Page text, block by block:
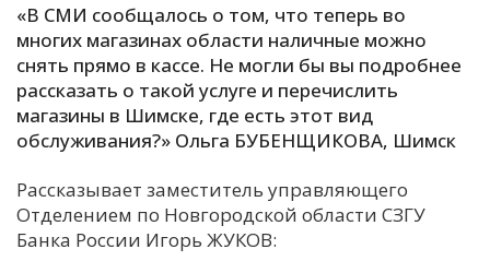
К
М
У
«В СМИ сообщалось о том, что теперь во
многих магазинах области наличные можно
снять прямо в кассе. Не могли бы вы подробнее
рассказать о такой услуге и перечислить
магазины в Шимске, где есть этот вид
обслуживания?» Ольга БУБЕНЩИКОВА, Шимск
Рассказывает заместитель управляющего
Отделением по Новгородской области СЗГУ
Банка России Игорь ЖУКОВ: